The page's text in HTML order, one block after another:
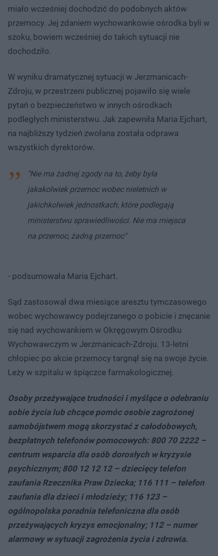
miało wcześniej dochodzić do podobnych aktów
przemocy. Jej zdaniem wychowankowie ośrodka byli w
szoku, bowiem wcześniej do takich sytuacji nie
dochodziło.
W wyniku dramatycznej sytuacji w Jerzmanicach-
Zdroju, w przestrzeni publicznej pojawiło się wiele
pytań o bezpieczeństwo w innych ośrodkach
podległych ministerstwu. Jak zapewniła Maria Ejchart,
na najbliższy tydzień zwołana została odprawa
wszystkich dyrektorów.
"Nie ma żadnej zgody na to, żeby była
jakakolwiek przemoc wobec nieletnich w
jakichkolwiek jednostkach, które podlegają
ministerstwu sprawiedliwości. Nie ma miejsca
na przemoc, żadną przemoc"
- podsumowała Maria Ejchart.
Sąd zastosował dwa miesiące aresztu tymczasowego
wobec wychowawcy podejrzanego o pobicie i znęcanie
się nad wychowankiem w Okręgowym Ośrodku
Wychowawczym w Jerzmanicach-Zdroju. 13-letni
chłopiec po akcie przemocy targnął się na swoje życie.
Leży w szpitalu w śpiączce farmakologicznej.
Osoby przeżywające trudności i myślące o odebraniu
sobie życia lub chcące pomóc osobie zagrożonej
samobójstwem mogą skorzystać z całodobowych,
bezpłatnych telefonów pomocowych: 800 70 2222 –
centrum wsparcia dla osób dorosłych w kryzysie
psychicznym; 800 12 12 12 – dziecięcy telefon
zaufania Rzecznika Praw Dziecka; 116 111 – telefon
zaufania dla dzieci i młodzieży; 116 123 –
ogólnopolska poradnia telefoniczna dla osób
przeżywających kryzys emocjonalny; 112 – numer
alarmowy w sytuacji zagrożenia życia i zdrowia.